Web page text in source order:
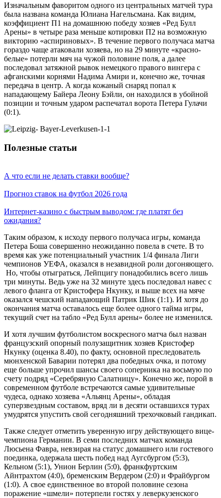
Изначальным фаворитом одного из центральных матчей тура
была названа команда Юлиана Нагельсмана. Как видим,
коэффициент П1 на домашнюю победу хозяев «Ред Булл
Арены» в четыре раза меньше котировки П2 на возможную
викторию «аспириновых». В течение первого получаса матча
гораздо чаще атаковали хозяева, но на 29 минуте «красно-
белые» потерли мяч на чужой половине поля, а далее
последовал затяжной рывок немецкого правого вингера с
афганскими корнями Надима Амири и, конечно же, точная
передача в центр. А когда кожаный снаряд попал к
нападающему Байера Леону Бэйли, он находился в убойной
позиции и точным ударом распечатал ворота Петера Гулачи
(0:1).
Полезные статьи
А что если не делать ставки вообще?
Прогноз ставок на футбол 2026 года
Интернет-казино с быстрым выводом: где платят без
ожидания?
Таким образом, к исходу первого получаса игры, команда
Петера Боша совершенно неожиданно повела в счете. В то
время как уже потенциальный участник 1/4 финала Лиги
чемпионов УЕФА, оказался в незавидной роли догоняющего.
Но, чтобы отыграться, Лейпцигу понадобились всего лишь
три минуты. Ведь уже на 32 минуте здесь последовал навес с
левого фланга от Кристофера Нкунку, и выше всех на мяче
оказался чешский нападающий Патрик Шик (1:1). И хотя до
окончания матча оставалось еще более одного тайма игры,
текущий счет на табло «Ред Булл арены» более не изменился.
И хотя лучшим футболистом воскресного матча был назван
французский опорный полузащитник хозяев Кристофер
Нкунку (оценка 8.40), по факту, основной преследователь
мюнхенской Баварии потерял два победных очка, и потому
еще больше упрочил шансы своего соперника на восьмую по
счету подряд «Серебряную Салатницу». Конечно же, порой в
современном футболе встречаются самые удивительные
чудеса, однако хозяева «Альянц Арены», обладая
суперзвездным составом, вряд ли в десяти оставшихся турах
умудрятся упустить свой сегодняшний трехочковый гандикап.
Также следует отметить уверенную игру действующего вице-
чемпиона Германии. В семи последних матчах команда
Люсьена Фавра, невзирая на статус домашнего или гостевого
поединка, одержала шесть побед над Аугсбургом (5:3),
Кельном (5:1), Унион Берлин (5:0), франкфуртским
Айнтрахтом (4:0), бременским Вердером (2:0) и Фрайбургом
(1:0). А свое единственное во второй половине сезона
поражение «шмели» потерпели гостях у леверкузенского